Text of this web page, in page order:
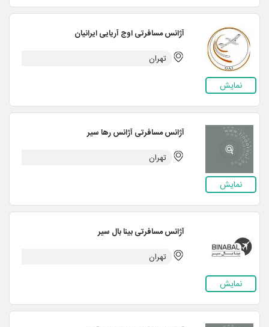
آژانس مسافرتی اوج آریایی ایرانیان
تهران
نمایش
آژانس مسافرتی آژانس رها سیر
تهران
نمایش
آژانس مسافرتی بینا بال سیر
تهران
نمایش